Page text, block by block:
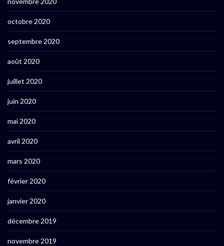
octobre 2020
septembre 2020
août 2020
juillet 2020
juin 2020
mai 2020
avril 2020
mars 2020
février 2020
janvier 2020
décembre 2019
novembre 2019